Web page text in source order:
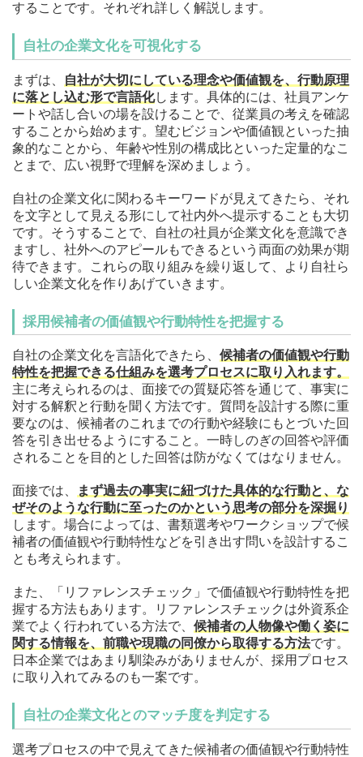
することです。それぞれ詳しく解説します。
自社の企業文化を可視化する
まずは、
自社が大切にしている理念や価値観を、行動原理
に落とし込む形で言語化します。具体的には、社員アンケ
ートや話し合いの場を設けることで、従業員の考えを確認
することから始めます。望むビジョンや価値観といった抽
象的なことから、年齢や性別の構成比といった定量的なこ
とまで、広い視野で理解を深めましょう。
自社の企業文化に関わるキーワードが見えてきたら、それ
を文字として見える形にして社内外へ提示することも大切
です。そうすることで、自社の社員が企業文化を意識でき
ますし、社外へのアピールもできるという両面の効果が期
待できます。これらの取り組みを繰り返して、より自社ら
しい企業文化を作りあげていきます。
採用候補者の価値観や行動特性を把握する
自社の企業文化を言語化できたら、 候補者の価値観や行動
特性を把握できる仕組みを選考プロセスに取り入れます。
主に考えられるのは、面接での質疑応答を通じて、事実に
対する解釈と行動を聞く方法です。質問を設計する際に重
要なのは、候補者のこれまでの行動や経験にもとづいた回
答を引き出せるようにすること。一時しのぎの回答や評価
されることを目的とした回答は防がなくてはなりません。
面接では、
まず過去の事実に紐づけた具体的な行動と、な
ぜそのような行動に至ったのかという思考の部分を深掘り
します。場合によっては、書類選考やワークショップで候
補者の価値観や行動特性などを引き出す問いを設計するこ
とも考えられます。
また、「リファレンスチェック」で価値観や行動特性を把
握する方法もあります。リファレンスチェックは外資系企
業でよく行われている方法で、 候補者の人物像や働く姿に
関する情報を、前職や現職の同僚から取得する方法です。
日本企業ではあまり馴染みがありませんが、採用プロセス
に取り入れてみるのも一案です。
自社の企業文化とのマッチ度を判定する
選考プロセスの中で見えてきた候補者の価値観や行動特性